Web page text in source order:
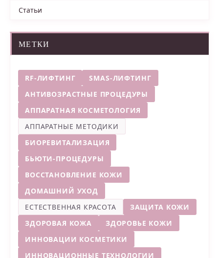
Статьи
МЕТКИ
RF-ЛИФТИНГ
SMAS-ЛИФТИНГ
АНТИВОЗРАСТНЫЕ ПРОЦЕДУРЫ
АППАРАТНАЯ КОСМЕТОЛОГИЯ
АППАРАТНЫЕ МЕТОДИКИ
БИОРЕВИТАЛИЗАЦИЯ
БЬЮТИ-ПРОЦЕДУРЫ
ВОССТАНОВЛЕНИЕ КОЖИ
ДОМАШНИЙ УХОД
ЕСТЕСТВЕННАЯ КРАСОТА
ЗАЩИТА КОЖИ
ЗДОРОВАЯ КОЖА
ЗДОРОВЬЕ КОЖИ
ИННОВАЦИИ КОСМЕТИКИ
ИННОВАЦИОННЫЕ ТЕХНОЛОГИИ